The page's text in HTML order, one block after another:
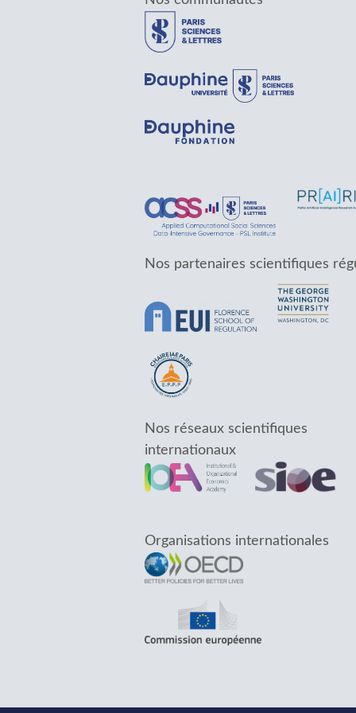
Nos partenaires scientifiques
Nos réseaux scientifiques
internationaux
Organisations internationales